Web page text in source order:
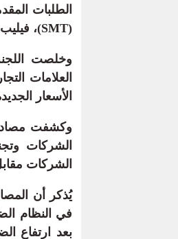
الطلبات
(SMT)، فيليب موريس إنترناشيونال (PMI)، وجابان توباكو إنترناشيونال (JTI).
وخلصت
العلامات
الأسعار
وكشفت مصادر
الشركات
الشركات
يُذكر أن
في النظام